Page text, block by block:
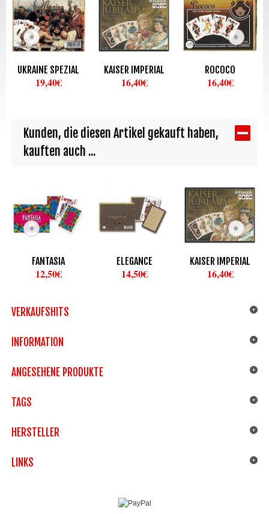
UKRAINE SPEZIAL
19,40€
KAISER IMPERIAL
16,40€
ROCOCO
16,40€
Kunden, die diesen Artikel gekauft haben,
kauften auch ...
FANTASIA
12,50€
ELEGANCE
14,50€
KAISER IMPERIAL
16,40€
VERKAUFSHITS
INFORMATION
ANGESEHENE PRODUKTE
TAGS
HERSTELLER
LINKS